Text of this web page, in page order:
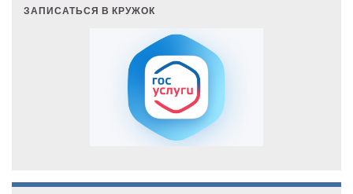
ЗАПИСАТЬСЯ В КРУЖОК